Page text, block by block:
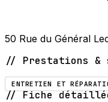
50 Rue du Général
// Prestations &
ENTRETIEN ET
// Fiche